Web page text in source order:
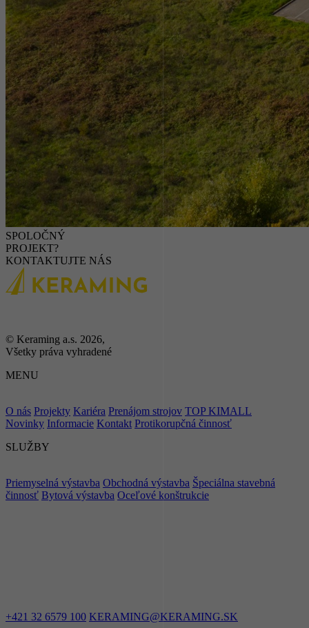
SPOLOČNÝ
PROJEKT?
KONTAKTUJTE NÁS
© Keraming a.s. 2026,
Všetky práva vyhradené
MENU
O nás Projekty Kariéra Prenájom strojov TOP KIMALL
Novinky Informacie Kontakt Protikorupčná činnosť
SLUŽBY
Priemyselná výstavba Obchodná výstavba Špeciálna stavebná
činnosť Bytová výstavba Oceľové konštrukcie
+421 32 6579 100 KERAMING@KERAMING.SK